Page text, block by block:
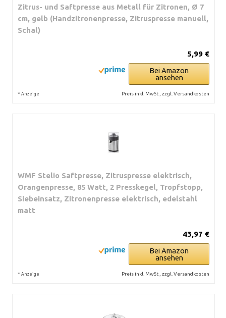
Zitrus- und Saftpresse aus Metall für Zitronen, Ø 7
cm, gelb (Handzitronenpresse, Zitruspresse manuell,
Schal)
5,99 €
Bei Amazon
ansehen
* Anzeige Preis inkl. MwSt., zzgl. Versandkosten
WMF Stelio Saftpresse, Zitruspresse elektrisch,
Orangenpresse, 85 Watt, 2 Presskegel, Tropfstopp,
Siebeinsatz, Zitronenpresse elektrisch, edelstahl
matt
43,97 €
Bei Amazon
ansehen
* Anzeige Preis inkl. MwSt., zzgl. Versandkosten